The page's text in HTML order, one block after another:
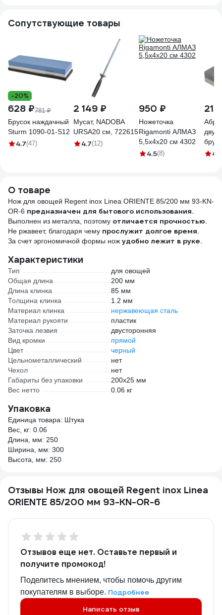
Сопутствующие товары
-20%
628 ₽781 ₽
Брусок наждачный
Sturm 1090-01-S12
4.7(47)
2 149 ₽
Мусат, NADOBA
URSA20 см, 722615
4.7(12)
950 ₽
Ножеточка
Rigamonti АЛМАЗ
5,5x4x20 см 4302
4.5(8) 4.4
О товаре
Нож для овощей Regent inox Linea ORIENTE 85/200 мм 93-KN-
OR-6 предназначен для бытового использования.
Выполнен из металла, поэтому отличается прочностью.
Не ржавеет, благодаря чему прослужит долгое время.
За счет эргономичной формы нож удобно лежит в руке.
Характеристики
Тип
для овощей
Общая длина
200 мм
Длина клинка
85 мм
Толщина клинка
1.2 мм
Материал клинка
нержавеющая сталь
Материал рукояти
пластик
Заточка лезвия
двусторонняя
Вид кромки
прямой
Цвет
черный
Цельнометаллический
нет
Чехол
нет
Габариты без упаковки
200x25 мм
Вес нетто
0.06 кг
Упаковка
Единица товара: Штука
Вес, кг: 0.06
Длина, мм: 250
Ширина, мм: 300
Высота, мм: 250
Отзывы Нож для овощей Regent inox Linea
ORIENTE 85/200 мм 93-KN-OR-6
Отзывов еще нет. Оставьте первый и
получите промокод!
Поделитесь мнением, чтобы помочь другим
покупателям в выборе. Подробнее
Написать отзыв